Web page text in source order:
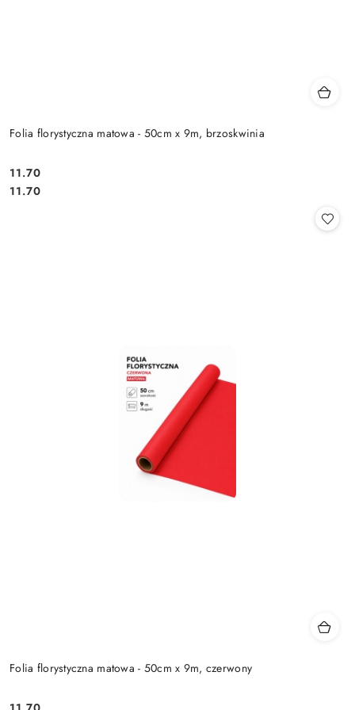
Folia florystyczna matowa - 50cm x 9m, brzoskwinia
Cena:
11.70
Cena:
11.70
Folia florystyczna matowa - 50cm x 9m, czerwony